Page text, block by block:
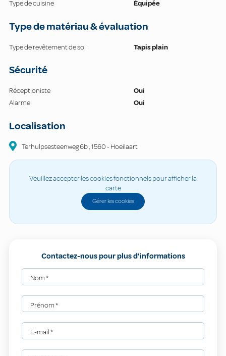
Type de cuisine
Équipée
Type de matériau & évaluation
Type de revêtement de sol Tapis plain
Sécurité
Réceptioniste
Oui
Alarme
Oui
Localisation
Terhulpsesteenweg6b,1560-Hoeilaart
Veuillez accepter les cookies fonctionnels pour afficher la
carte
Gérer les cookies
Contactez-nous pour plus d'informations
Nom*
Prénom*
E-mail*